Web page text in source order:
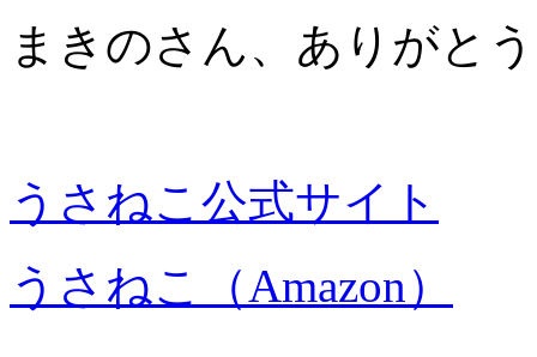
まきのさん、ありがと
うさねこ公式サイト
うさねこ（Amazon）